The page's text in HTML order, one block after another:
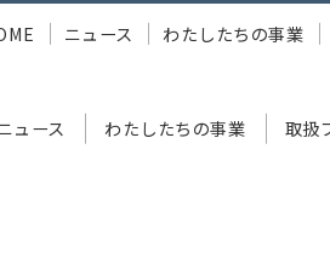
ュース わたしたちの事業 取扱
ニュース わたしたちの事業
・ロボットに関する情報総合サイト「